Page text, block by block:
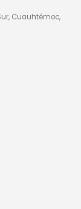
Cuauhtémoc,